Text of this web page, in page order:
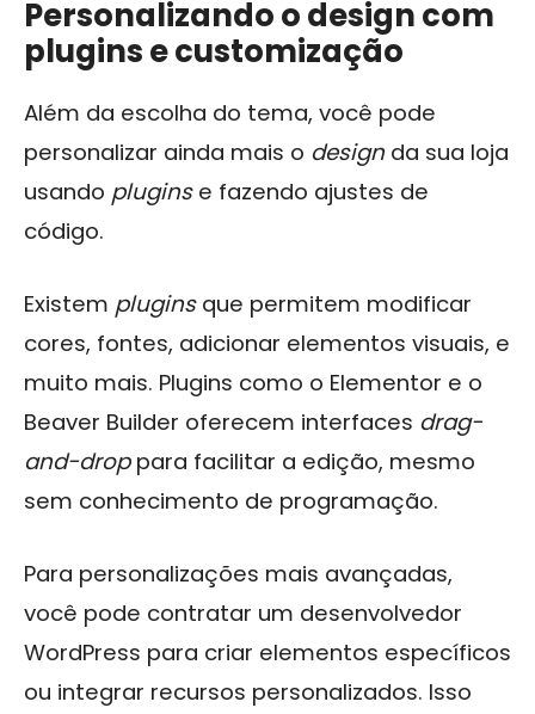
Personalizando o design com
plugins e customização
Além da escolha do tema, você pode
personalizar ainda mais o designda sua loja
usando pluginse fazendo ajustes de
código.
Existem pluginsque permitem modificar
cores, fontes, adicionar elementos visuais, e
muito mais. Plugins como o Elementor e o
Beaver Builder oferecem interfaces drag-
and-droppara facilitar a edição, mesmo
sem conhecimento de programação.
Para personalizações mais avançadas,
você pode contratar um desenvolvedor
WordPress para criar elementos específicos
ou integrar recursos personalizados. Isso